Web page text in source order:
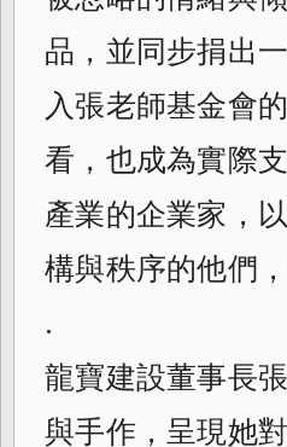
品，並同步捐出
入張老師基金會
看，也成為實際
產業的企業家，
構與秩序的他們
.
龍寶建設董事長
與手作，呈現她